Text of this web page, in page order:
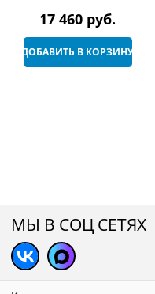
17 460 руб.
ДОБАВИТЬ В КОРЗИНУ
МЫ В СОЦ СЕТЯХ